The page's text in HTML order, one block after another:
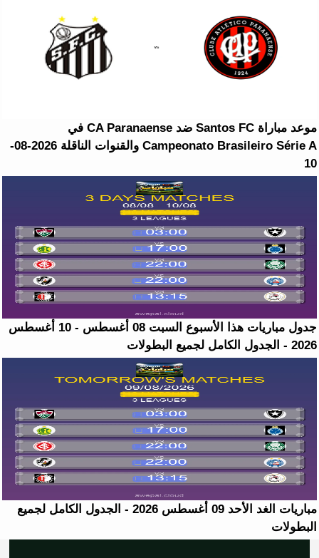
موعد مباراة Santos FC ضد CA Paranaense في
Campeonato Brasileiro Série A والقنوات الناقلة 2026-08-
10
جدول مباريات هذا الأسبوع السبت 08 أغسطس - 10 أغسطس
2026 - الجدول الكامل لجميع البطولات
مباريات الغد الأحد 09 أغسطس 2026 - الجدول الكامل لجميع
البطولات